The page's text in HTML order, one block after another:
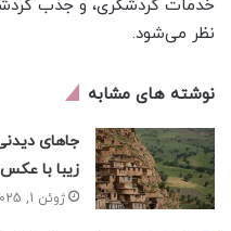
خدمات گردشگری، و جذب
نظر می‌شود.
نوشته های مشابه
زیبا با عکس
ژوئن 1, 2025